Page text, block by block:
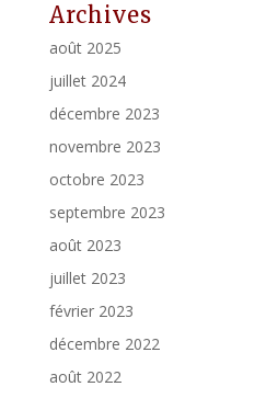
Archives
août 2025
juillet 2024
décembre 2023
novembre 2023
octobre 2023
septembre 2023
août 2023
juillet 2023
février 2023
décembre 2022
août 2022